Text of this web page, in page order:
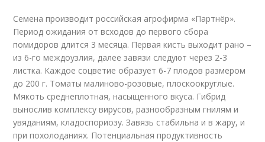
Семена производит российская агрофирма «Партнёр».
Период ожидания от всходов до первого сбора
помидоров длится 3 месяца. Первая кисть выходит рано –
из 6-го междоузлия, далее завязи следуют через 2-3
листка. Каждое соцветие образует 6-7 плодов размером
до 200 г. Томаты малиново-розовые, плоскоокруглые.
Мякоть среднеплотная, насыщенного вкуса. Гибрид
вынослив комплексу вирусов, разнообразным гнилям и
увяданиям, кладоспориозу. Завязь стабильна и в жару, и
при похолоданиях. Потенциальная продуктивность